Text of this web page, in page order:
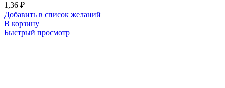
1,36 ₽
Добавить в список желаний
В корзину
Быстрый просмотр